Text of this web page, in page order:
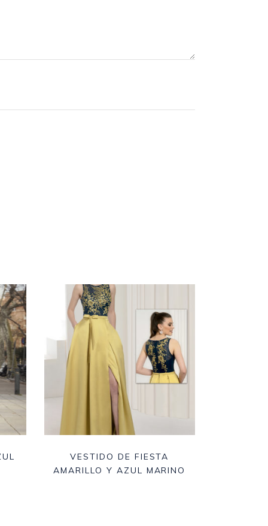
VESTIDO DE FIESTA
AMARILLO Y AZUL MARINO